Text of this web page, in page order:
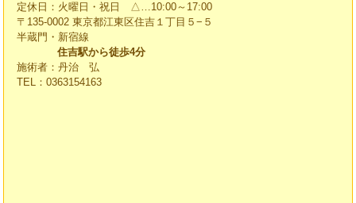
定休日：火曜日・祝日 △…10:00～17:00
〒135-0002 東京都江東区住吉１丁目５−５
半蔵門・新宿線
住吉駅から徒歩4分
施術者：丹治 弘
TEL：0363154163